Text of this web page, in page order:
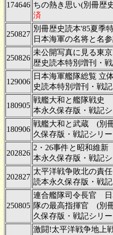
174646 ちの熱き思い(別冊歴
済
250827
別冊歴史読本'85夏季
日本海軍の名将と名
250826
未公開写真に見る東
歴史読本特別増刊・戦
129006
日本海軍艦隊総覧 立
史読本特別増刊・戦記
180905
戦艦大和と艦隊戦史
本永久保存版・戦記シ
180906
戦艦大和と武蔵 (別
久保存版・戦記シリー
202826
2・26事件と昭和維
本永久保存版・戦記シ
202827
太平洋戦争敗北の責
読本永久保存版・戦記
250805
連合艦隊司令長官 日
隊の最高指揮官 (別
久保存版・戦記シリー
激闘!太平洋戦争地上